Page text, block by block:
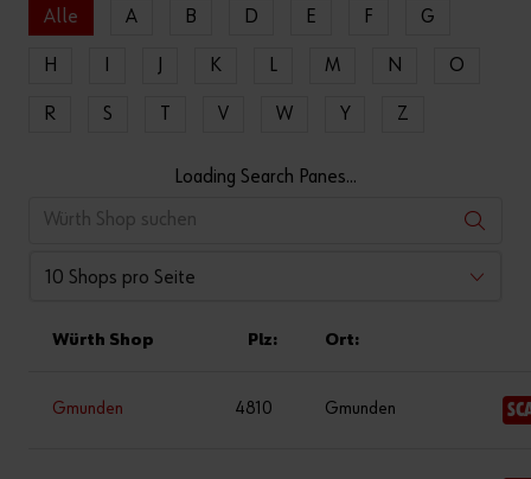
Alle A B D E F G
H K L M N O
R S V W Y Z
Loading Search Panes...
10 Shops pro Seite
Gmunden 4810 Gmunden
Würth Shop Plz: Ort: